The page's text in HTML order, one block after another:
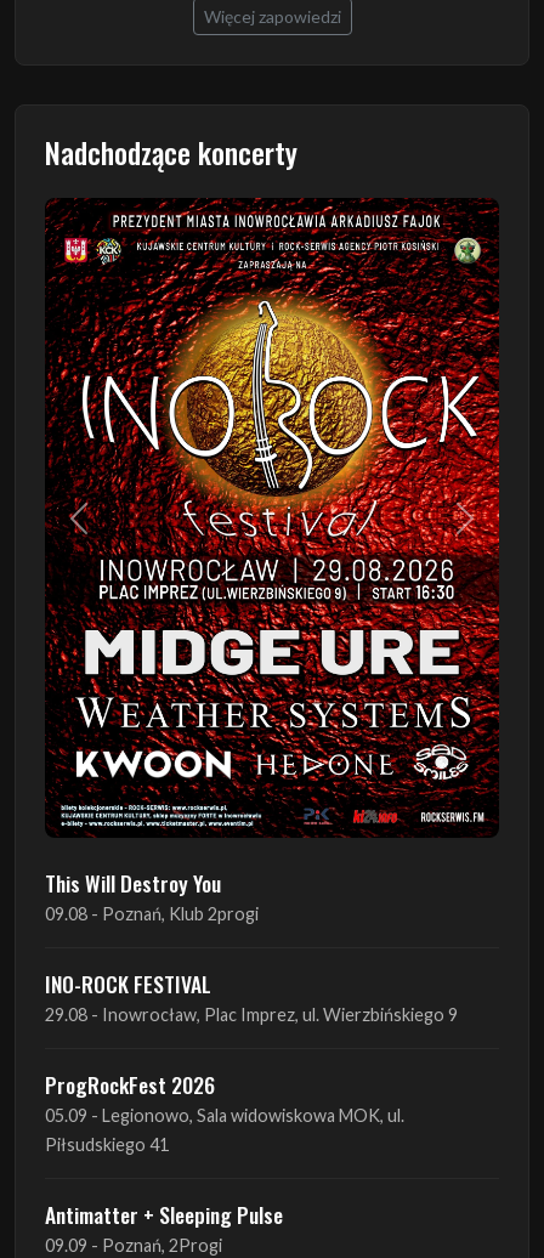
Więcej zapowiedzi
Nadchodzące koncerty
Poprzedni Następny
This Will Destroy You
09.08 - Poznań, Klub 2progi
INO-ROCK FESTIVAL
29.08 - Inowrocław, Plac Imprez, ul. Wierzbińskiego 9
ProgRockFest 2026
05.09 - Legionowo, Sala widowiskowa MOK, ul.
Piłsudskiego 41
Antimatter + Sleeping Pulse
09.09 - Poznań, 2Progi